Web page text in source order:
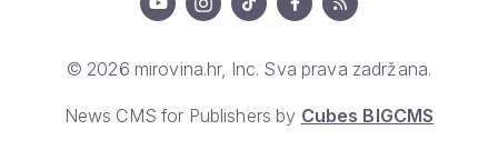
© 2026 mirovina.hr, Inc. Sva prava zadržana.
News CMS for Publishers by Cubes BIGCMS